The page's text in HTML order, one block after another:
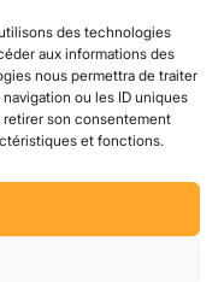
des technologies
aux informations des
nous permettra de traiter
ou les ID uniques
son consentement
et fonctions.